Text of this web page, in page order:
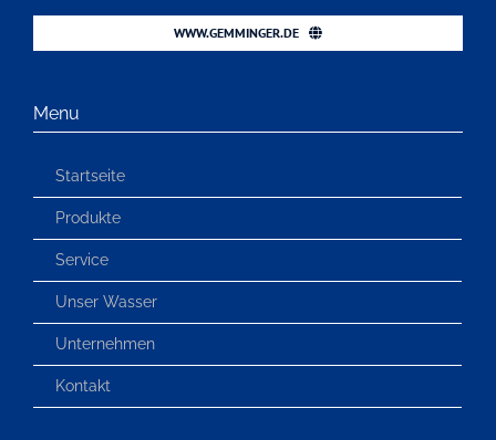
WWW.GEMMINGER.DE
Menu
Startseite
Produkte
Service
Unser Wasser
Unternehmen
Kontakt